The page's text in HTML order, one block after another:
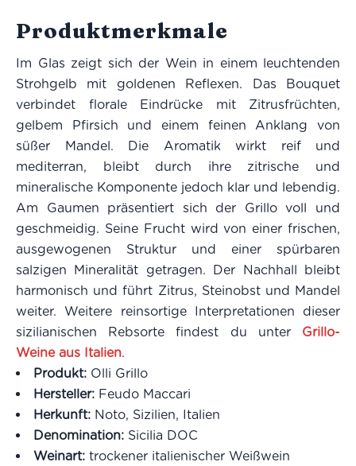
Produktmerkmale
Im Glas zeigt sich der Wein in einem leuchtenden
Strohgelb mit goldenen Reflexen. Das Bouquet
verbindet florale Eindrücke mit Zitrusfrüchten,
gelbem Pfirsich und einem feinen Anklang von
süßer Mandel. Die Aromatik wirkt reif und
mediterran, bleibt durch ihre zitrische und
mineralische Komponente jedoch klar und lebendig.
Am Gaumen präsentiert sich der Grillo voll und
geschmeidig. Seine Frucht wird von einer frischen,
ausgewogenen Struktur und einer spürbaren
salzigen Mineralität getragen. Der Nachhall bleibt
harmonisch und führt Zitrus, Steinobst und Mandel
weiter. Weitere reinsortige Interpretationen dieser
sizilianischen Rebsorte findest du unter Grillo-
Weine aus Italien.
Produkt: Olli Grillo
Hersteller: Feudo Maccari
Herkunft: Noto, Sizilien, Italien
Denomination: Sicilia DOC
Weinart: trockener italienischer Weißwein